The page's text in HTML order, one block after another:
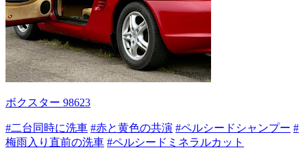
ボクスター 98623
#二台同時に洗車 #赤と黄色の共演 #ペルシードシャンプー #
梅雨入り直前の洗車 #ペルシードミネラルカット